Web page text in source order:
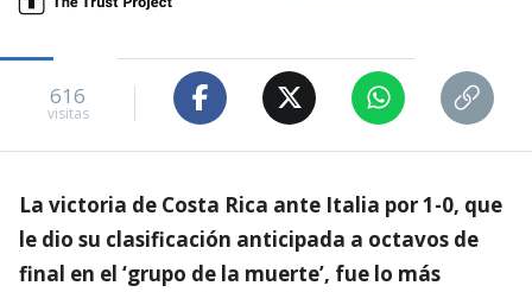
616
visitas
La victoria de Costa Rica ante Italia por 1-0, que
le dio su clasificación anticipada a octavos de
final en el ‘grupo de la muerte’, fue lo más